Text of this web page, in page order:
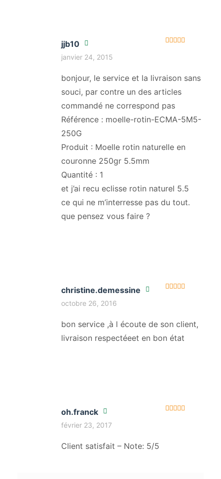
jjb10
janvier 24, 2015
bonjour, le service et la livraison sans
souci, par contre un des articles
commandé ne correspond pas
Référence : moelle-rotin-ECMA-5M5-
250G
Produit : Moelle rotin naturelle en
couronne 250gr 5.5mm
Quantité : 1
et j’ai recu eclisse rotin naturel 5.5
ce qui ne m’interresse pas du tout.
que pensez vous faire ?
christine.demessine
octobre 26, 2016
bon service ,à l écoute de son client,
livraison respectéeet en bon état
oh.franck
février 23, 2017
Client satisfait – Note: 5/5